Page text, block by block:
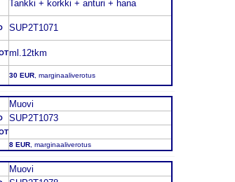
Tankki + korkki + anturi + hana
SUP2T1071
ml.12tkm
30 EUR , marginaaliverotus
Muovi
SUP2T1073
8 EUR , marginaaliverotus
Muovi